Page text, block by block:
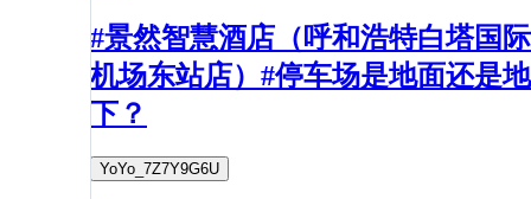
#景然智慧酒店（呼和浩特白塔国际
机场东站店）#停车场是地面还是地
下？
YoYo_7Z7Y9G6U